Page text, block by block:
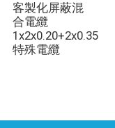
客製化屏蔽混
合電纜
1x2x0.20+2x0.35
特殊電纜